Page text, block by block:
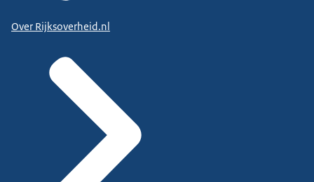
Over Rijksoverheid.nl